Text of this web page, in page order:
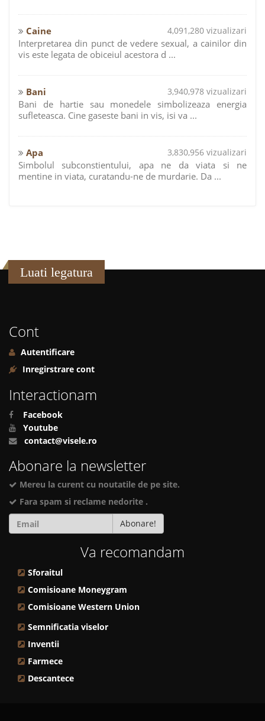
Caine 4,091,280 vizualizari
Interpretarea din punct de vedere sexual, a cainilor din
vis este legata de obiceiul acestora d ...
Bani 3,940,978 vizualizari
Bani de hartie sau monedele simbolizeaza energia
sufleteasca. Cine gaseste bani in vis, isi va ...
Apa 3,830,956 vizualizari
Simbolul subconstientului, apa ne da viata si ne
mentine in viata, curatandu-ne de murdarie. Da ...
Luati legatura
Cont
Autentificare
Inregirstrare cont
Interactionam
Facebook
Youtube
contact@visele.ro
Abonare la newsletter
Mereu la curent cu noutatile de pe site.
Fara spam si reclame nedorite .
Abonare!
Va recomandam
Sforaitul
Comisioane Moneygram
Comisioane Western Union
Semnificatia viselor
Inventii
Farmece
Descantece